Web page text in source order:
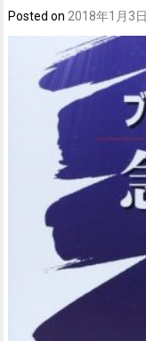
Posted on 2018年1月3日